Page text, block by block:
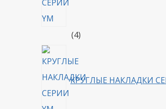
44
КРУГЛЫЕ НАКЛАДКИ